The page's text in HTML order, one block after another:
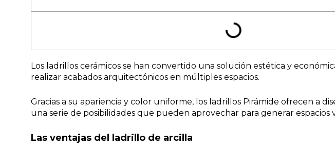
Los ladrillos cerámicos se han convertido una solución estética y
realizar acabados arquitectónicos en múltiples espacios.
Gracias a su apariencia y color uniforme, los ladrillos Pirámide ofrecen a
una serie de posibilidades que pueden aprovechar para generar espacios
Las ventajas del ladrillo de arcilla